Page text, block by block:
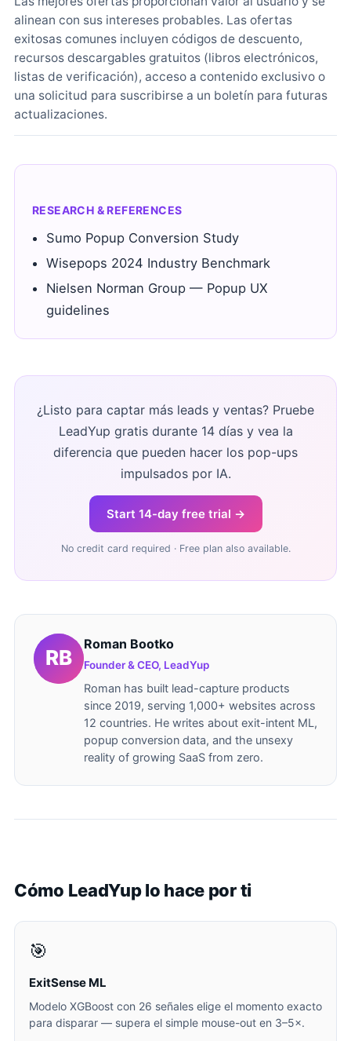
alinean con sus intereses probables. Las ofertas
exitosas comunes incluyen códigos de descuento,
recursos descargables gratuitos (libros electrónicos,
listas de verificación), acceso a contenido exclusivo o
una solicitud para suscribirse a un boletín para futuras
actualizaciones.
RESEARCH & REFERENCES
Sumo Popup Conversion Study
Wisepops 2024 Industry Benchmark
Nielsen Norman Group — Popup UX
guidelines
¿Listo para captar más leads y ventas? Pruebe
LeadYup gratis durante 14 días y vea la
diferencia que pueden hacer los pop-ups
impulsados por IA.
Start 14-day free trial →
No credit card required · Free plan also available.
Roman Bootko
Founder & CEO, LeadYup
Roman has built lead-capture products
since 2019, serving 1,000+ websites across
12 countries. He writes about exit-intent ML,
popup conversion data, and the unsexy
reality of growing SaaS from zero.
Cómo LeadYup lo hace por ti
🎯
ExitSense ML
Modelo XGBoost con 26 señales elige el momento exacto
para disparar — supera el simple mouse-out en 3–5×.